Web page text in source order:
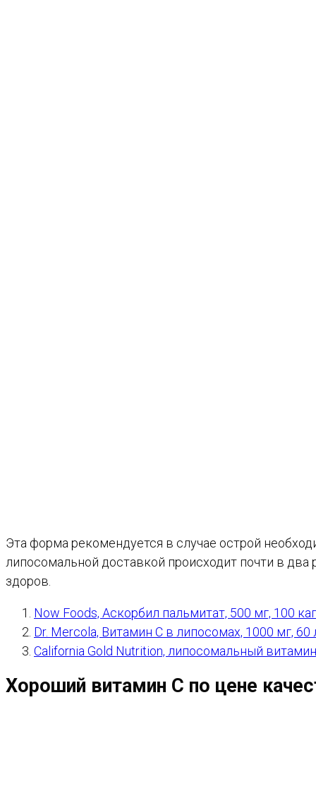
Эта форма рекомендуется в случае острой
липосомальной доставкой происходит почти в
здоров.
Now Foods, Аскорбил пальмитат, 500 мг, 100
Dr. Mercola, Витамин C в липосомах, 1000 мг,
California Gold Nutrition, липосомальный
Хороший витамин С по цене